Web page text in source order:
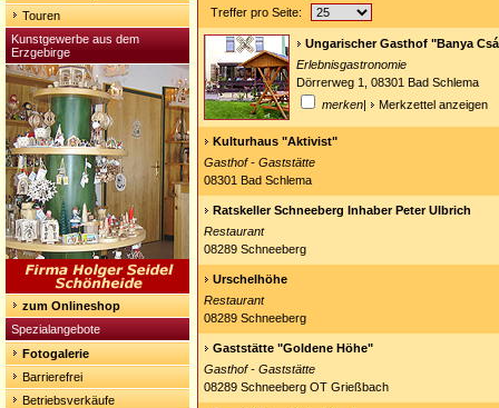
Touren
Kunstgewerbe aus dem
Erzgebirge
zum Onlineshop
Spezialangebote
Fotogalerie
Barrierefrei
Betriebsverkäufe
Treffer pro Seite:
Ungarischer Gasthof "Banya
Erlebnisgastronomie
Dörrerweg 1, 08301 Bad Schlema
merken| Merkzettel anzeigen
Kulturhaus "Aktivist"
Gasthof - Gaststätte
08301 Bad Schlema
Ratskeller Schneeberg Inhaber Peter Ulbrich
Restaurant
08289 Schneeberg
Urschelhöhe
Restaurant
08289 Schneeberg
Gaststätte "Goldene Höhe"
Gasthof - Gaststätte
08289 Schneeberg OT Grießbach